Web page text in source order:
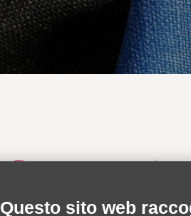
Questo sito web